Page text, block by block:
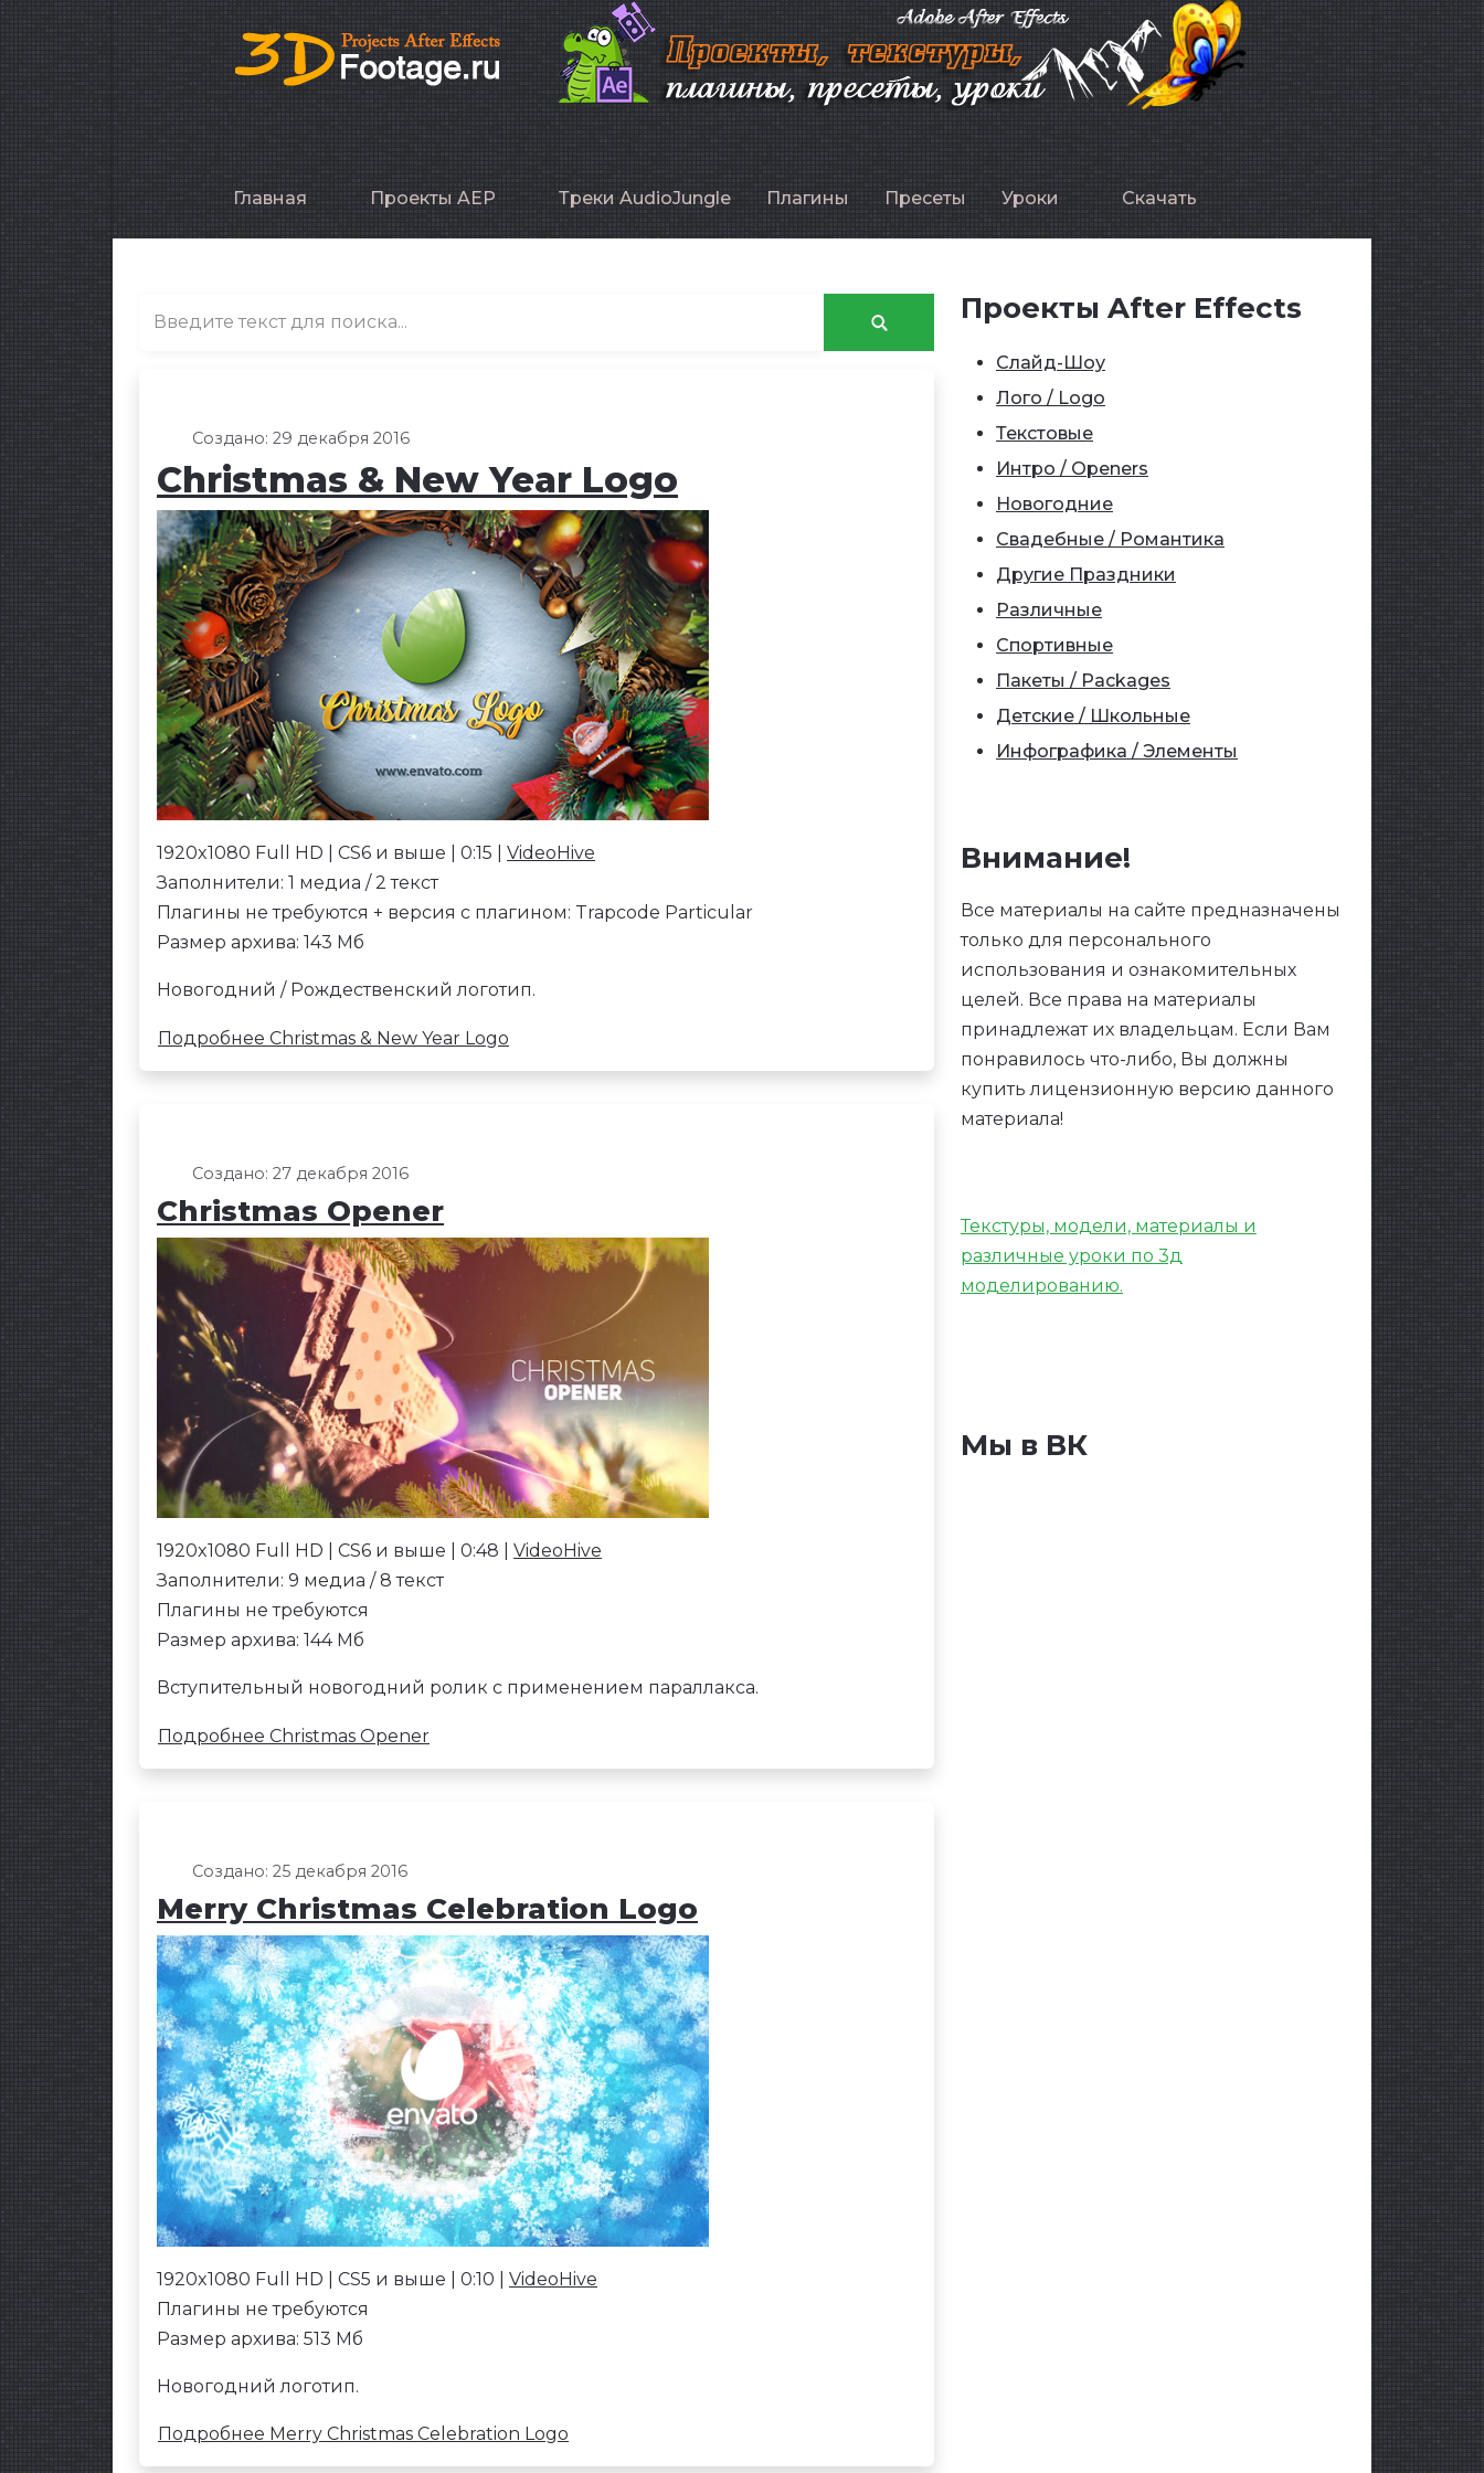
Главная Проекты AEP Треки AudioJungle Плагины Пресеты Уроки Скачать
Создано: 29 декабря 2016
Christmas & New Year Logo
1920x1080 Full HD | CS6 и выше | 0:15 | VideoHive
Заполнители: 1 медиа / 2 текст
Плагины не требуются + версия с плагином: Trapcode Particular
Размер архива: 143 Мб
Новогодний / Рождественский логотип.
Подробнее Christmas & New Year Logo
Создано: 27 декабря 2016
Christmas Opener
1920x1080 Full HD | CS6 и выше | 0:48 | VideoHive
Заполнители: 9 медиа / 8 текст
Плагины не требуются
Размер архива: 144 Мб
Вступительный новогодний ролик с применением параллакса.
Подробнее Christmas Opener
Создано: 25 декабря 2016
Merry Christmas Celebration Logo
1920x1080 Full HD | CS5 и выше | 0:10 | VideoHive
Плагины не требуются
Размер архива: 513 Мб
Новогодний логотип.
Подробнее Merry Christmas Celebration Logo
Проекты After Effects
Слайд-Шоу
Лого / Logo
Текстовые
Интро / Openers
Новогодние
Свадебные / Романтика
Другие Праздники
Различные
Спортивные
Пакеты / Packages
Детские / Школьные
Инфографика / Элементы
Внимание!
Все материалы на сайте предназначены
только для персонального
использования и ознакомительных
целей. Все права на материалы
принадлежат их владельцам. Если Вам
понравилось что-либо, Вы должны
купить лицензионную версию данного
материала!
Текстуры, модели, материалы и
различные уроки по 3д
моделированию.
Мы в ВК